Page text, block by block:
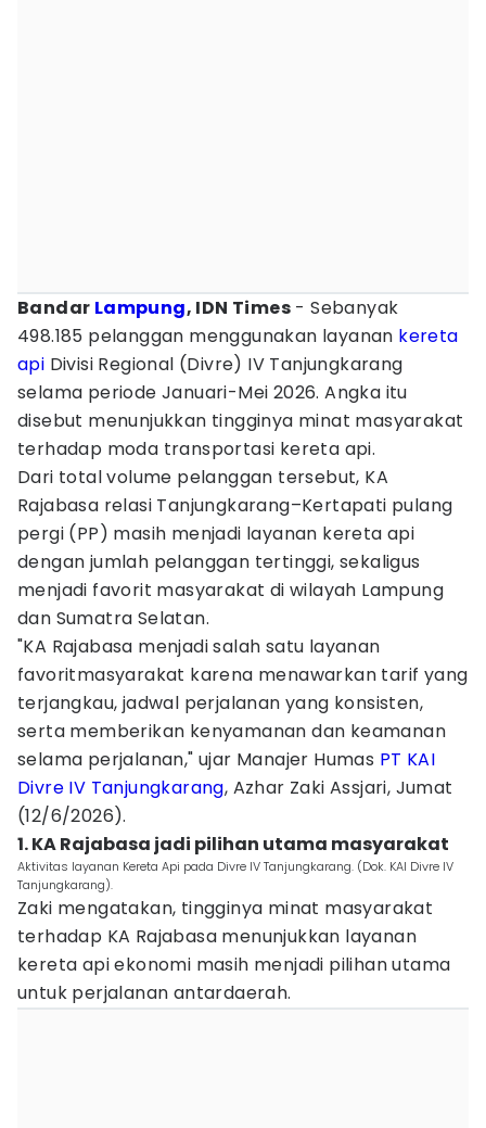
Bandar Lampung, IDN Times - Sebanyak
498.185 pelanggan menggunakan layanan kereta
api Divisi Regional (Divre) IV Tanjungkarang
selama periode Januari-Mei 2026. Angka itu
disebut menunjukkan tingginya minat masyarakat
terhadap moda transportasi kereta api.
Dari total volume pelanggan tersebut, KA
Rajabasa relasi Tanjungkarang–Kertapati pulang
pergi (PP) masih menjadi layanan kereta api
dengan jumlah pelanggan tertinggi, sekaligus
menjadi favorit masyarakat di wilayah Lampung
dan Sumatra Selatan.
"KA Rajabasa menjadi salah satu layanan
favoritmasyarakat karena menawarkan tarif yang
terjangkau, jadwal perjalanan yang konsisten,
serta memberikan kenyamanan dan keamanan
selama perjalanan," ujar Manajer Humas PT KAI
Divre IV Tanjungkarang, Azhar Zaki Assjari, Jumat
(12/6/2026).
1. KA Rajabasa jadi pilihan utama masyarakat
Aktivitas layanan Kereta Api pada Divre IV Tanjungkarang. (Dok. KAI Divre IV
Tanjungkarang).
Zaki mengatakan, tingginya minat masyarakat
terhadap KA Rajabasa menunjukkan layanan
kereta api ekonomi masih menjadi pilihan utama
untuk perjalanan antardaerah.